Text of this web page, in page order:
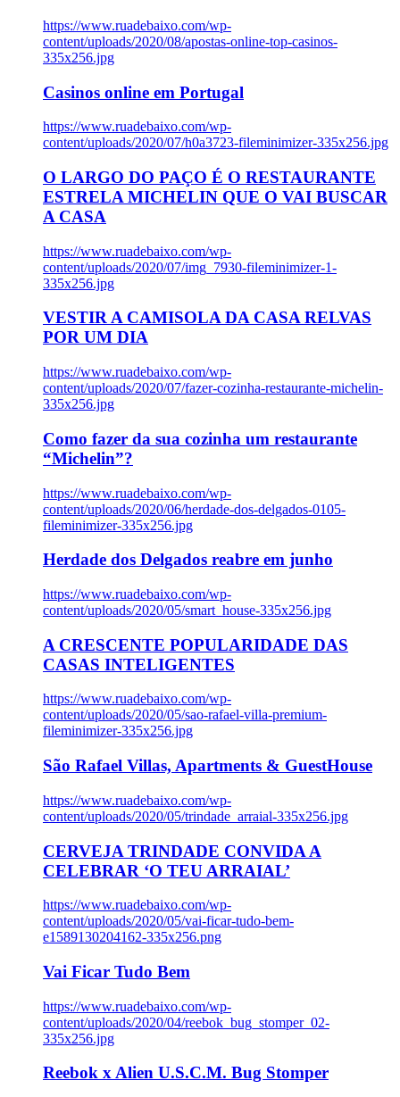
https://www.ruadebaixo.com/wp-
content/uploads/2020/08/apostas-online-top-casinos-
335x256.jpg
Casinos online em Portugal
https://www.ruadebaixo.com/wp-
content/uploads/2020/07/h0a3723-fileminimizer-335x256.jpg
O LARGO DO PAÇO É O RESTAURANTE
ESTRELA MICHELIN QUE O VAI BUSCAR
A CASA
https://www.ruadebaixo.com/wp-
content/uploads/2020/07/img_7930-fileminimizer-1-
335x256.jpg
VESTIR A CAMISOLA DA CASA RELVAS
POR UM DIA
https://www.ruadebaixo.com/wp-
content/uploads/2020/07/fazer-cozinha-restaurante-michelin-
335x256.jpg
Como fazer da sua cozinha um restaurante
“Michelin”?
https://www.ruadebaixo.com/wp-
content/uploads/2020/06/herdade-dos-delgados-0105-
fileminimizer-335x256.jpg
Herdade dos Delgados reabre em junho
https://www.ruadebaixo.com/wp-
content/uploads/2020/05/smart_house-335x256.jpg
A CRESCENTE POPULARIDADE DAS
CASAS INTELIGENTES
https://www.ruadebaixo.com/wp-
content/uploads/2020/05/sao-rafael-villa-premium-
fileminimizer-335x256.jpg
São Rafael Villas, Apartments & GuestHouse
https://www.ruadebaixo.com/wp-
content/uploads/2020/05/trindade_arraial-335x256.jpg
CERVEJA TRINDADE CONVIDA A
CELEBRAR ‘O TEU ARRAIAL’
https://www.ruadebaixo.com/wp-
content/uploads/2020/05/vai-ficar-tudo-bem-
e1589130204162-335x256.png
Vai Ficar Tudo Bem
https://www.ruadebaixo.com/wp-
content/uploads/2020/04/reebok_bug_stomper_02-
335x256.jpg
Reebok x Alien U.S.C.M. Bug Stomper